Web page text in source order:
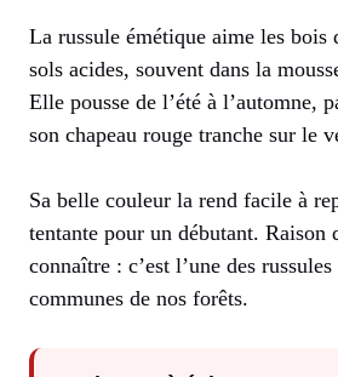
La russule émétique aime les bois
sols acides, souvent dans la
Elle pousse de l’été à l’automne,
son chapeau rouge tranche sur le
Sa belle couleur la rend facile à
tentante pour un débutant. Raison
connaître : c’est l’une des
communes de nos forêts.